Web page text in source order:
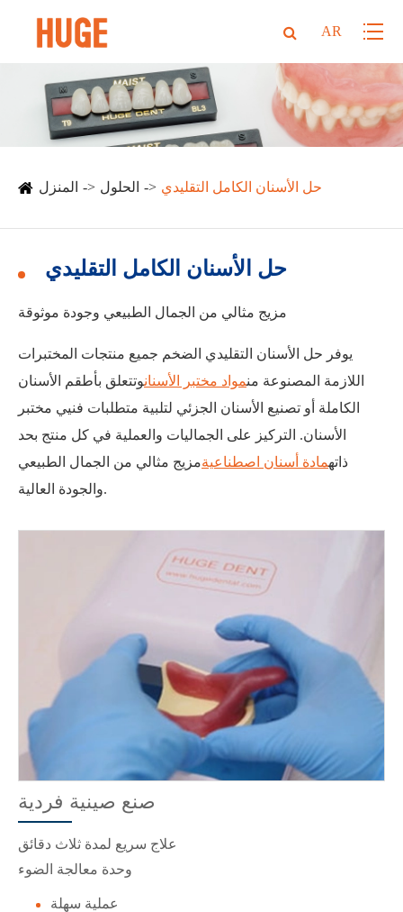
AR
المنزل الحلول حل الأسنان الكامل التقليدي
حل الأسنان الكامل التقليدي
مزيج مثالي من الجمال الطبيعي وجودة موثوقة
يوفر حل الأسنان التقليدي الضخم جميع منتجات المختبرات
اللازمة المصنوعة منمواد مختبر الأسنانوتتعلق بأطقم الأسنان
الكاملة أو تصنيع الأسنان الجزئي لتلبية متطلبات فنيي مختبر
الأسنان. التركيز على الجماليات والعملية في كل منتج بحد
ذاتهمادة أسنان اصطناعيةمزيج مثالي من الجمال الطبيعي
والجودة العالية.
صنع صينية فردية
علاج سريع لمدة ثلاث دقائق
وحدة معالجة الضوء
عملية سهلة